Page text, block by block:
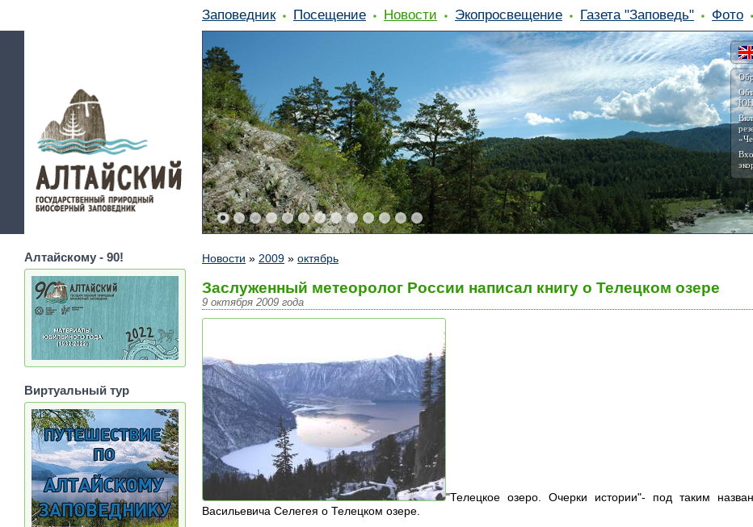
Заповедник Посещение Новости Экопросвещение Газета "Заповедь" Фото
Новости » 2009 » октябрь
Заслуженный метеоролог России написал книгу о Телецком озере
9 октября 2009 года
"Телецкое озеро. Очерки истории"- под таким
Васильевича Селегея о Телецком озере.
Алтайскому - 90!
Виртуальный тур